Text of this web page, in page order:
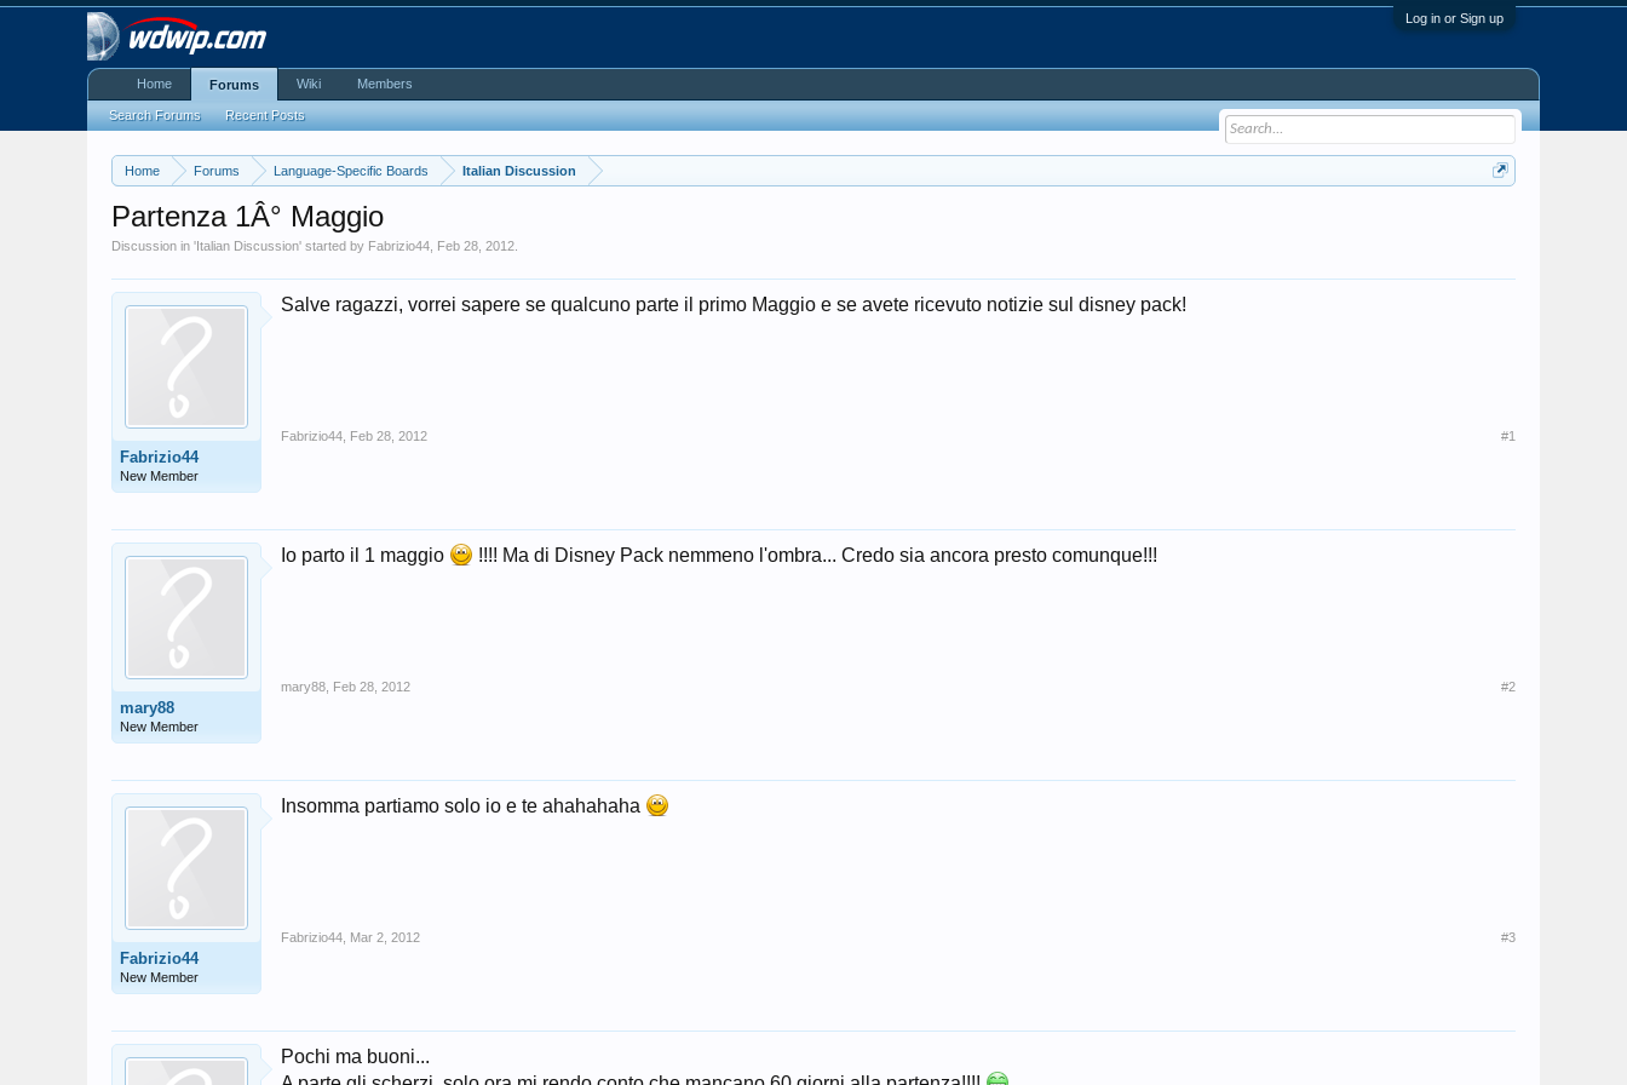
Log in or Sign up
Home Forums Language-Specific Boards Italian Discussion
Partenza 1Â° Maggio
Discussion in 'Italian Discussion' started by Fabrizio44 Feb 28, 2012
Fabrizio44
New Member
Salve ragazzi, vorrei sapere se qualcuno parte il primo Maggio e se avete ricevuto notizie sul disney pack!
Fabrizio44 Feb 28, 2012 #1
mary88
New Member
Io parto il 1 maggio !!!! Ma di Disney Pack nemmeno l'ombra... Credo sia ancora presto comunque!!!
mary88 Feb 28, 2012 #2
Fabrizio44
New Member
Insomma partiamo solo io e te ahahahaha
Fabrizio44 Mar 2, 2012 #3
Pochi ma buoni...
Home Forums
Search Forums Recent Posts
Wiki Members